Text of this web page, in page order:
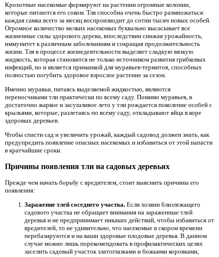
Крохотные насекомые формируют на растении огромные колонии,
которые питаются его соком. Тля способна очень быстро размножаться:
каждая самка всего за месяц воспроизводит до сотни тысяч новых особей.
Огромное количество мелких насекомых буквально высасывает все
жизненные силы здорового дерева, впоследствии снижая урожайность,
иммунитет к различным заболеваниям и сокращая продолжительность
жизни. Тля в процессе жизнедеятельности выделяет сладкую вязкую
жидкость, которая становится не только источником развития грибковых
инфекций, но и является приманкой для муравьев-термитов, способных
полностью погубить здоровое взрослое растение за сезон.
Именно муравьи, питаясь выделяемой жидкостью, являются
переносчиками тли практически по всему саду. Помимо муравьев, в
достаточно жаркое и засушливое лето у тли рождается поколение особей с
крыльями, которые, разлетаясь по всему саду, откладывают яйца в коре
здоровых деревьев.
Чтобы спасти сад и увеличить урожай, каждый садовод должен знать, как
предупредить появление опасных насекомых и избавиться от этой напасти
в кратчайшие сроки.
Причины появления тли на садовых деревьях
Прежде чем начать борьбу с вредителем, стоит выяснить причины его
появления:
Заражение тлей соседнего участка. Если хозяин близлежащего
садового участка не обращает внимания на зараженные тлей
деревья и не предпринимает никаких действий, чтобы избавиться от
вредителей, то не удивительно, что насекомые в скором времени
перебазируются и на ваши здоровые плодовые деревья. В данном
случае можно лишь порекомендовать в профилактических целях
заселить садовый участок златоглазками и божьими коровками,